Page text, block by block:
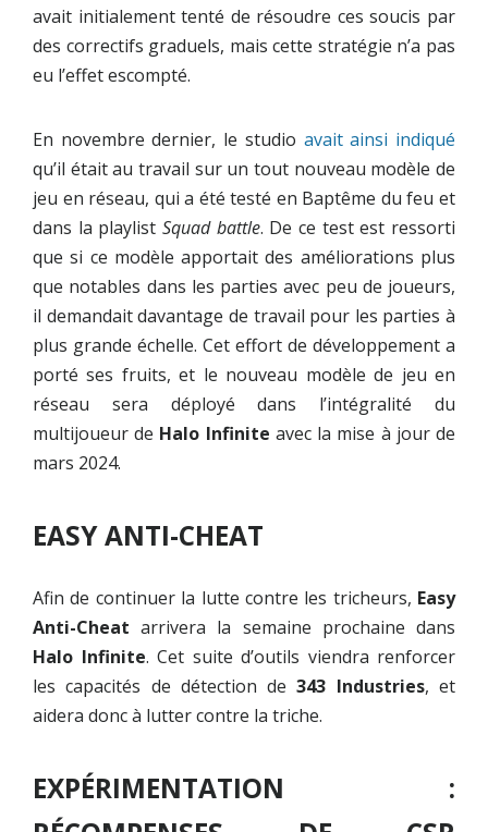
avait initialement tenté de résoudre ces soucis par
des correctifs graduels, mais cette stratégie n’a pas
eu l’effet escompté.
En novembre dernier, le studio avait ainsi indiqué
qu’il était au travail sur un tout nouveau modèle de
jeu en réseau, qui a été testé en Baptême du feu et
dans la playlist Squad battle. De ce test est ressorti
que si ce modèle apportait des améliorations plus
que notables dans les parties avec peu de joueurs,
il demandait davantage de travail pour les parties à
plus grande échelle. Cet effort de développement a
porté ses fruits, et le nouveau modèle de jeu en
réseau sera déployé dans l’intégralité du
multijoueur de Halo Infinite avec la mise à jour de
mars 2024.
EASY ANTI-CHEAT
Afin de continuer la lutte contre les tricheurs, Easy
Anti-Cheat arrivera la semaine prochaine dans
Halo Infinite. Cet suite d’outils viendra renforcer
les capacités de détection de343 Industries, et
aidera donc à lutter contre la triche.
EXPÉRIMENTATION :